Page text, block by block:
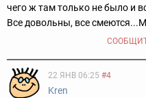
чего ж там только не было и
Все довольны, все смеются...
22 ЯНВ 06:25 #4
Kren